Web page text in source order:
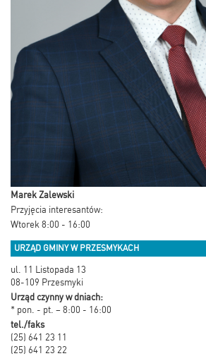
Marek Zalewski
Przyjęcia interesantów:
Wtorek 8:00 - 16:00
URZĄD GMINY W PRZESMYKACH
ul. 11 Listopada 13
08-109 Przesmyki
Urząd czynny w dniach:
* pon. - pt. – 8:00 - 16:00
tel./faks
(25) 641 23 11
(25) 641 23 22